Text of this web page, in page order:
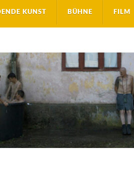
KUNST BÜHNE FILM